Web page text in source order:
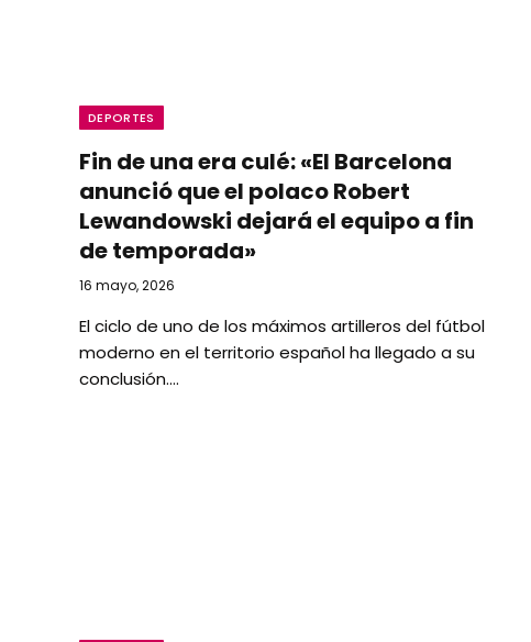
DEPORTES
Fin de una era culé: «El Barcelona
anunció que el polaco Robert
Lewandowski dejará el equipo a fin
de temporada»
16 mayo, 2026
El ciclo de uno de los máximos artilleros del fútbol
moderno en el territorio español ha llegado a su
conclusión.…